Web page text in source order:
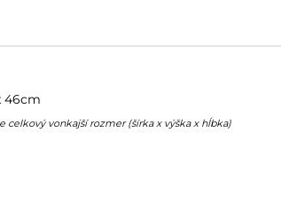
46cm
celkový vonkajší rozmer (šírka x výška x hĺbka)